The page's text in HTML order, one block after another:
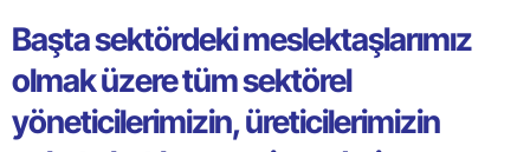
Başta sektördeki meslektaşlarımız
olmak üzere tüm sektörel
yöneticilerimizin, üreticilerimizin